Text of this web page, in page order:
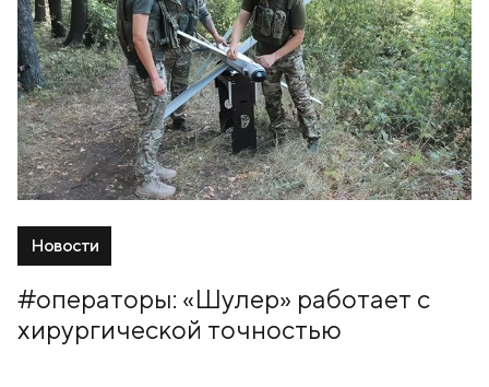
Новости
#операторы: «Шулер» работает с
хирургической точностью